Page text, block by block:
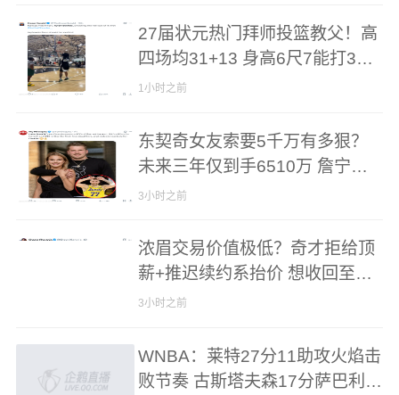
27届状元热门拜师投篮教父！高
四场均31+13 身高6尺7能打3个
位置
1小时之前
东契奇女友索要5千万有多狠？
未来三年仅到手6510万 詹宁斯
大骂拜金女
3小时之前
浓眉交易价值极低？奇才拒给顶
薪+推迟续约系抬价 想收回至少2
首轮？
3小时之前
WNBA：莱特27分11助攻火焰击
败节奏 古斯塔夫森17分萨巴利1